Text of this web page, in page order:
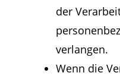
der
verlangen.
Wenn die